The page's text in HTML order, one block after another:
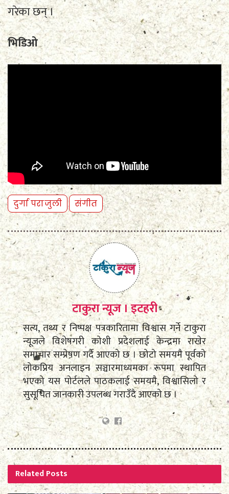
गरेका छन् ।
भिडिओ
दुर्गा पराजुली संगीत
टाकुरा न्यूज । इटहरी
सत्य, तथ्य र निष्पक्ष पत्रकारितामा विश्वास गर्ने टाकुरा
न्यूजले विशेषगरी कोशी प्रदेशलाई केन्द्रमा राखेर
समाचार सम्प्रेषण गर्दै आएको छ । छोटो समयमै पूर्वको
लोकप्रिय अनलाइन सञ्चारमाध्यमका रूपमा स्थापित
भएको यस पोर्टलले पाठकलाई समयमै, विश्वासिलो र
सुसूचित जानकारी उपलब्ध गराउँदै आएको छ ।
RelatedPosts